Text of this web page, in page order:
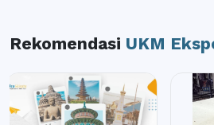
Rekomendasi UKM